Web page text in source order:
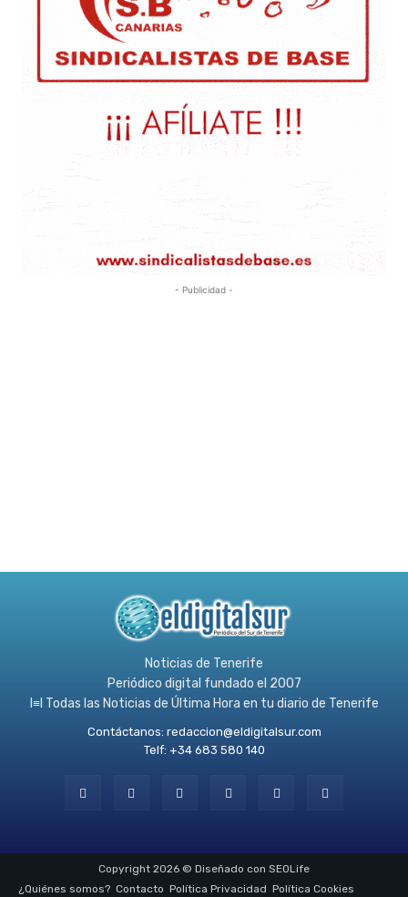
- Publicidad -
Noticias de Tenerife
Periódico digital fundado el 2007
l≡l Todas las Noticias de Última Hora en tu diario de Tenerife
Contáctanos: redaccion@eldigitalsur.com
Telf: +34 683 580 140
Copyright 2026 © Diseñado con SEOLife
¿Quiénes somos? Contacto Política Privacidad Política Cookies